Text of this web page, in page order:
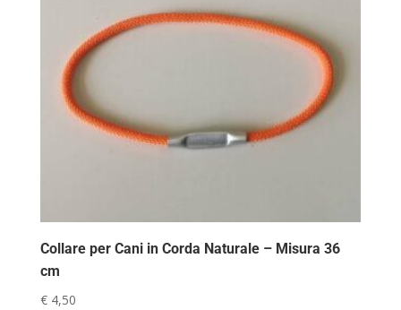
Collare per Cani in Corda Naturale – Misura 36
cm
€4,50